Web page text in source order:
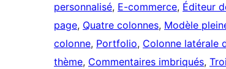
personnalisé, E-commerce, Éditeur
page, Quatre colonnes, Modèle
colonne, Portfolio, Colonne latérale
thème, Commentaires imbriqués,